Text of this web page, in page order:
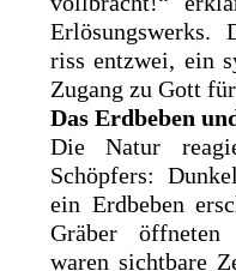
Erlösungswerks.
riss entzwei, ein
Zugang zu Gott
Das Erdbeben
Die Natur
Schöpfers:
ein Erdbeben
Gräber
waren sichtbare